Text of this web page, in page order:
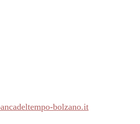
bolzano.it